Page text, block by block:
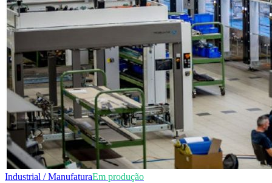
Industrial / ManufaturaEm produção